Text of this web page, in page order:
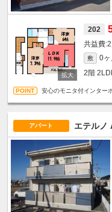
202
敷 0ヶ
2階
安心のモニタ付インター
アパート エテルノ